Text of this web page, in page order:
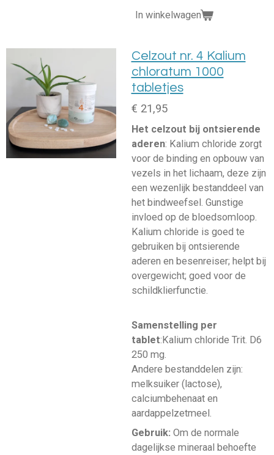
In winkelwagen
Celzout nr. 4 Kalium
chloratum 1000
tabletjes
€ 21,95
Het celzout bij ontsierende
aderen: Kalium chloride zorgt
voor de binding en opbouw van
vezels in het lichaam, deze zijn
een wezenlijk bestanddeel van
het bindweefsel. Gunstige
invloed op de bloedsomloop.
Kalium chloride is goed te
gebruiken bij ontsierende
aderen en besenreiser; helpt bij
overgewicht; goed voor de
schildklierfunctie.
Samenstelling per
tablet:Kalium chloride Trit. D6
250 mg.
Andere bestanddelen zijn:
melksuiker (lactose),
calciumbehenaat en
aardappelzetmeel.
Gebruik: Om de normale
dagelijkse mineraal behoefte